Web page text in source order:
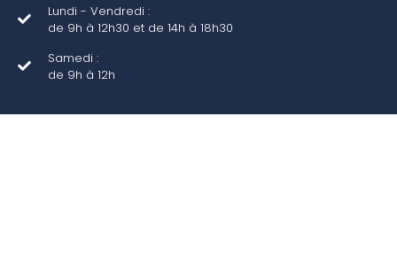
Lundi - Vendredi :
de 9h à 12h30 et de 14h à 18h30
Samedi :
de 9h à 12h